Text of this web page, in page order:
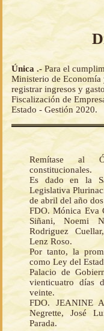
Única .- Para el
Ministerio de Economía
registrar ingresos y
Fiscalización de
Estado - Gestión 2020.
Remítase al
constitucionales.
Es dado en la
Legislativa
de abril del año
FDO. Mónica Eva
Siñani, Noemi
Rodriguez
Lenz Roso.
Por tanto, la
como Ley del
Palacio de
vienticuatro días
veinte.
FDO. JEANINE
Negrette, José
Parada.